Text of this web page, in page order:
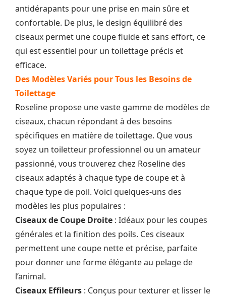
antidérapants pour une prise en main sûre et
confortable. De plus, le design équilibré des
ciseaux permet une coupe fluide et sans effort, ce
qui est essentiel pour un toilettage précis et
efficace.
Des Modèles Variés pour Tous les Besoins de
Toilettage
Roseline propose une vaste gamme de modèles de
ciseaux, chacun répondant à des besoins
spécifiques en matière de toilettage. Que vous
soyez un toiletteur professionnel ou un amateur
passionné, vous trouverez chez Roseline des
ciseaux adaptés à chaque type de coupe et à
chaque type de poil. Voici quelques-uns des
modèles les plus populaires :
Ciseaux de Coupe Droite : Idéaux pour les coupes
générales et la finition des poils. Ces ciseaux
permettent une coupe nette et précise, parfaite
pour donner une forme élégante au pelage de
l’animal.
Ciseaux Effileurs : Conçus pour texturer et lisser le